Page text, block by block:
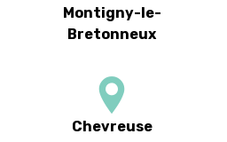
Montigny-le-
Bretonneux
Chevreuse